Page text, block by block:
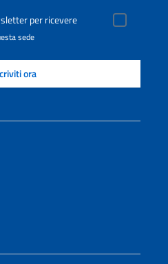
per ricevere
sede